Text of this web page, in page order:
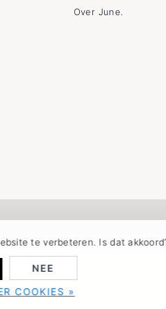
te verbeteren. Is dat
NEE
COOKIES »
Over June.